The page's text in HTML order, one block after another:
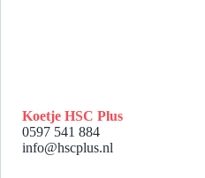
Koetje HSC Plus
0597 541 884
info@hscplus.nl